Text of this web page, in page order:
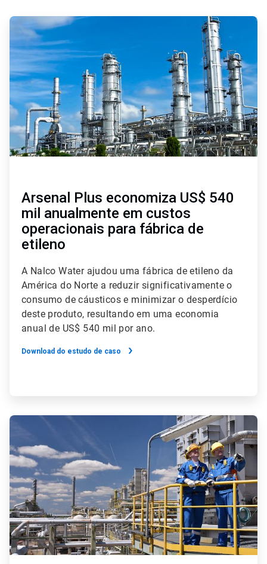
ArticleTile
de
Arsenal Plus economiza US$ 540
mil anualmente em custos
operacionais para fábrica de
etileno
A Nalco Water ajudou uma fábrica de etileno da
América do Norte a reduzir significativamente o
consumo de cáusticos e minimizar o desperdício
deste produto, resultando em uma economia
anual de US$ 540 mil por ano.
Download do estudo de caso
ArticleTile
2